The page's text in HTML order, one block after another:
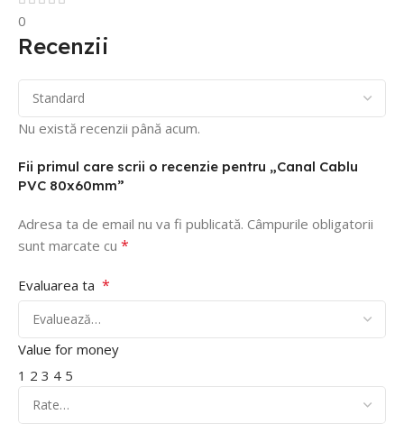
0
Recenzii
Nu există recenzii până acum.
Fii primul care scrii o recenzie pentru „Canal Cablu
PVC 80x60mm”
Adresa ta de email nu va fi publicată. Câmpurile obligatorii
sunt marcate cu *
Evaluarea ta *
Value for money
1 2 3 4 5